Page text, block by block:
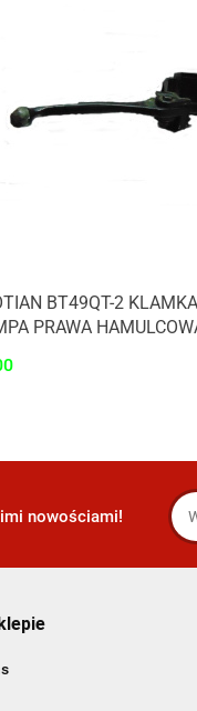
Produkt niedostępny
BT49QT-2
PRAWA
nowościami!